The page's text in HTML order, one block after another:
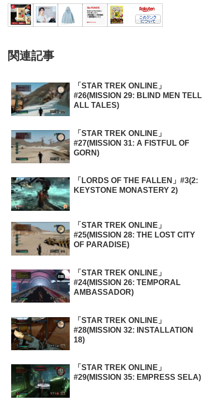
関連記事
「STAR TREK ONLINE」
#26(MISSION 29: BLIND MEN TELL
ALL TALES)
「STAR TREK ONLINE」
#27(MISSION 31: A FISTFUL OF
GORN)
「LORDS OF THE FALLEN」#3(2:
KEYSTONE MONASTERY 2)
「STAR TREK ONLINE」
#25(MISSION 28: THE LOST CITY
OF PARADISE)
「STAR TREK ONLINE」
#24(MISSION 26: TEMPORAL
AMBASSADOR)
「STAR TREK ONLINE」
#28(MISSION 32: INSTALLATION
18)
「STAR TREK ONLINE」
#29(MISSION 35: EMPRESS SELA)